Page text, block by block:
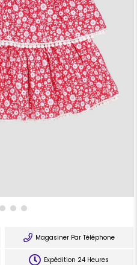
Magasiner Par Téléphone
Expédition 24 Heures